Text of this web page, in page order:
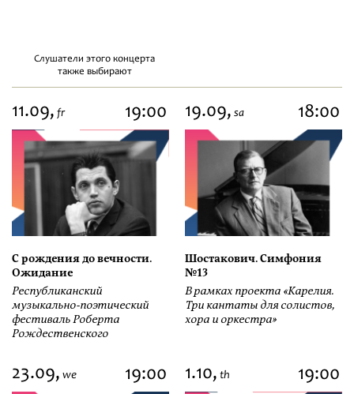
Слушатели этого концерта
также выбирают
11.09, fr 19:00
С рождения до вечности.
Ожидание
Республиканский
музыкально-поэтический
фестиваль Роберта
Рождественского
19.09, sa 18:00
Шостакович. Симфония
№13
В рамках проекта «Карелия.
Три кантаты для солистов,
хора и оркестра»
23.09, we 19:00 1.10, th 19:00